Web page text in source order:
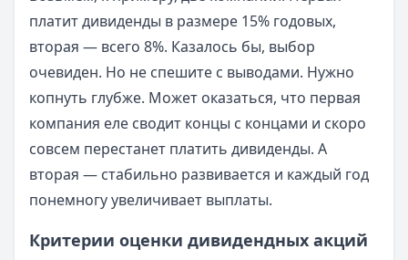
платит дивиденды в размере 15% годовых,
вторая — всего 8%. Казалось бы, выбор
очевиден. Но не спешите с выводами. Нужно
копнуть глубже. Может оказаться, что первая
компания еле сводит концы с концами и скоро
совсем перестанет платить дивиденды. А
вторая — стабильно развивается и каждый год
понемногу увеличивает выплаты.
Критерии оценки дивидендных акций